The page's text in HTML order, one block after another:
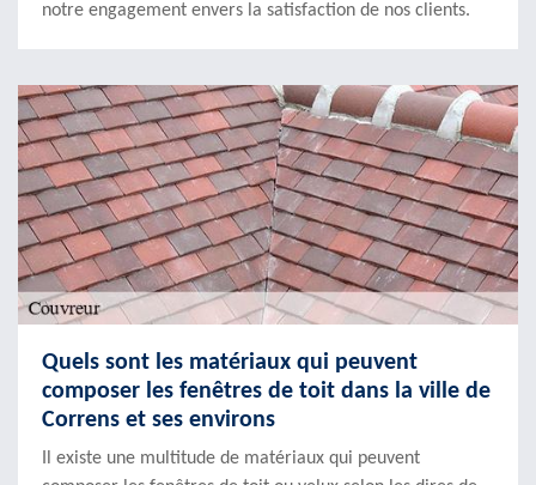
notre engagement envers la satisfaction de nos clients.
Quels sont les matériaux qui peuvent
composer les fenêtres de toit dans la ville de
Correns et ses environs
Il existe une multitude de matériaux qui peuvent